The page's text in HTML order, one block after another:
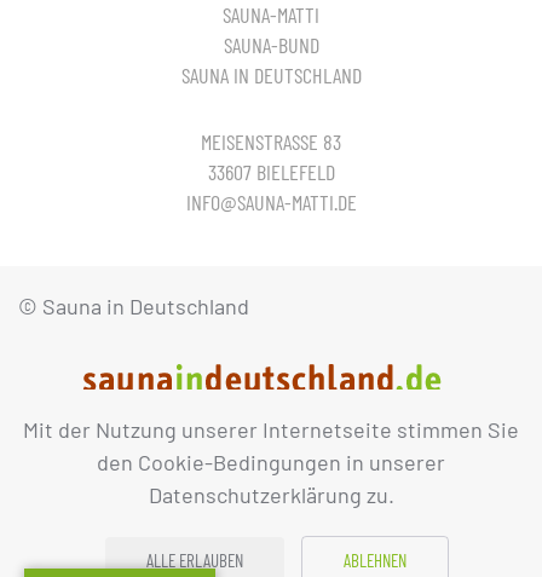
Mit der Nutzung unserer Internetseite stimmen Sie
den Cookie-Bedingungen in unserer
Datenschutzerklärung zu.
ALLE ERLAUBEN ABLEHNEN
SAUNA-MATTI
SAUNA-BUND
SAUNA IN DEUTSCHLAND
MEISENSTRASSE 83
33607 BIELEFELD
INFO@SAUNA-MATTI.DE
© Sauna in Deutschland
IMPRESSUM DATENSCHUTZ